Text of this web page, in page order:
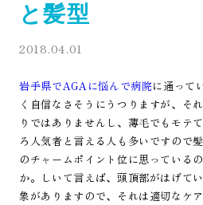
と髪型
2018.04.01
岩手県でAGAに悩んで病院に通って
く自信なさそうにうつりますが、そ
りではありませんし、薄毛でもモテ
ろ人気者と言える人も多いですので
のチャームポイント位に思っている
か。しいて言えば、頭頂部がはげて
象がありますので、それは適切なケ